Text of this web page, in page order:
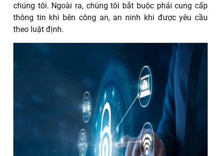
chúng tôi. Ngoài ra, chúng tôi bắt buộc phải cung cấp
thông tin khi bên công an, an ninh khi được yêu cầu
theo luật định.